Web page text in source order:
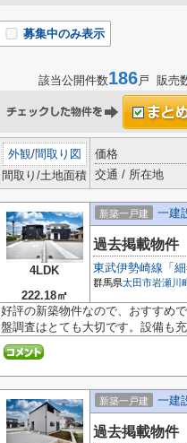
募集中のみ表示
該当公開件数186戸 販売
外観/間取り図
間取り/土地面積
価格
交通 / 所在地
4LDK
222.18㎡
新築一戸建 一建
過去掲載物件
東武伊勢崎線 「
群馬県太田市岩瀬川
好評の新築物件なので、おすすめ
盤調査はとても大切です。設備も
新築一戸建 一建
過去掲載物件